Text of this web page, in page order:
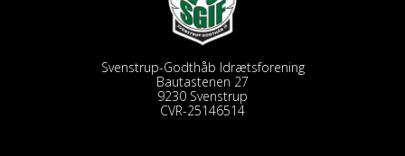
Svenstrup-Godthåb Idrætsforening
Bautastenen 27
9230 Svenstrup
CVR-25146514